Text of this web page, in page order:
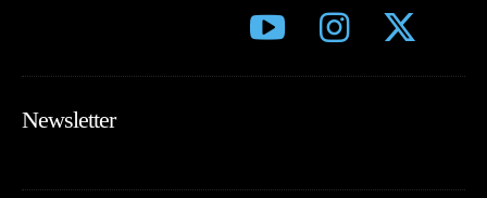
Newsletter